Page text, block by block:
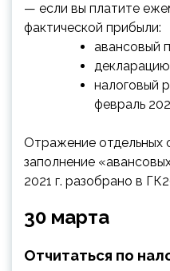
— если вы платите
фактической прибыли:
авансовый
декларацию
налоговый
февраль
Отражение отдельных
заполнение
2021 г. разобрано в
30 марта
Отчитаться по